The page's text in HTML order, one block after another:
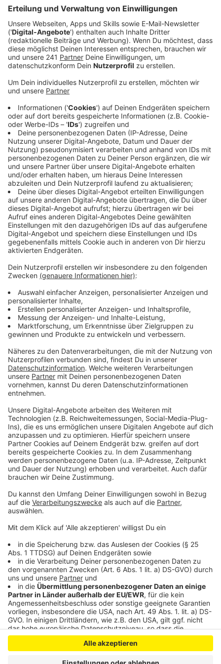
Anzeige
Anzeige
Ziel der Flüge ist es, mögliche Schäden frühzeitig zu
erkennen, um diese im Anschluss zu reparieren. Neben
den Piloten fliegen zwei Amprion-Mitarbeitende mit,
die die Leitung auf mögliche Seilschäden, defekte
Isolatoren oder mögliche Gefahren durch
nahwachsende Bäume kontrollieren.
Anzeige
Bodenkontrollen und Kunstflüge
Anzeige
Neben der Kontrolle aus der Luft gibt es auch
regelmäßig Kontrollen am Boden, bei denen die
Stromleitungen abgelaufen werden. Für die Piloten ist
Herausforderung, da sie zum Teil in niedriger Flughöhe
müssen.
Anzeige
Mehr News aus Leverkusen
Anzeige
entschiedet
Neue Sperrungen auf Europaring in Leverkusen-
Opladen
Brand durch falsch entsorgte Batterie: AVEA warnt vor
Gefahr
Anzeige
Anzeige